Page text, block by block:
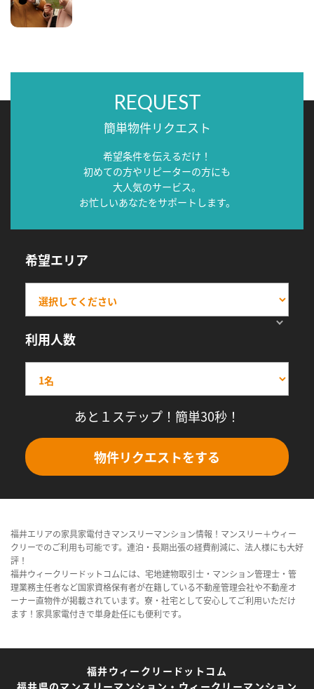
REQUEST
簡単物件リクエスト
希望条件を伝えるだけ！
初めての方やリピーターの方にも
大人気のサービス。
お忙しいあなたをサポートします。
希望エリア
利用人数
あと１ステップ！簡単30秒！
物件リクエストをする
福井エリアの家具家電付きマンスリーマンション情報！マンスリー＋ウィー
クリーでのご利用も可能です。連泊・長期出張の経費削減に、法人様にも大好
評！
福井ウィークリードットコムには、宅地建物取引士・マンション管理士・管
理業務主任者など国家資格保有者が在籍している不動産管理会社や不動産オ
ーナー直物件が掲載されています。寮・社宅として安心してご利用いただけ
ます！家具家電付きで単身赴任にも便利です。
福井ウィークリードットコム
福井県のマンスリーマンション・ウィークリーマンション